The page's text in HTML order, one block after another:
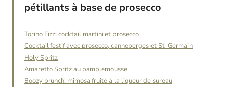
pétillants à base de prosecco
Torino Fizz: cocktail martini et prosecco
Cocktail festif avec prosecco, canneberges et St-Germain
Holy Spritz
Amaretto Spritz au pamplemousse
Boozy brunch: mimosa fruité à la liqueur de sureau